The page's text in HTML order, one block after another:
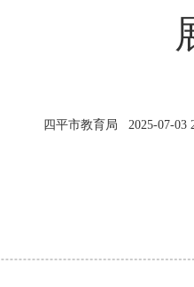
四平市教育局 2025-07-03